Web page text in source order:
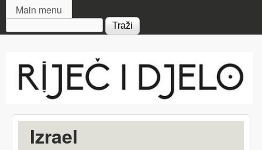
MAIN MENU
Main menu
Search form
i djelo
Izrael